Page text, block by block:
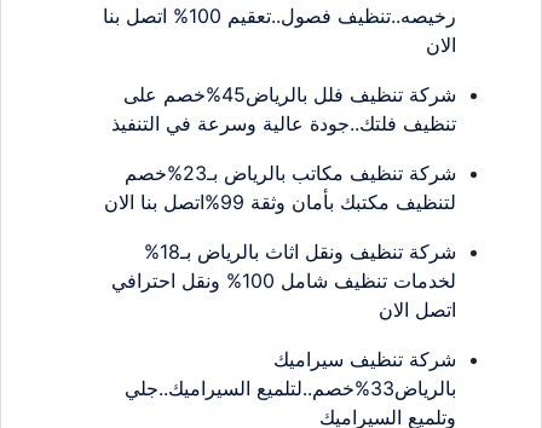
رخيصه..تنظيف فصول..تعقيم 100% اتصل بنا
الان
شركة تنظيف فلل بالرياض45%خصم على
تنظيف فلتك..جودة عالية وسرعة في التنفيذ
شركة تنظيف مكاتب بالرياض بـ23%خصم
لتنظيف مكتبك بأمان وثقة 99%اتصل بنا الان
شركة تنظيف ونقل اثاث بالرياض بـ18%
لخدمات تنظيف شامل 100% ونقل احترافي
اتصل الان
شركة تنظيف سيراميك
بالرياض33%خصم..لتلميع السيراميك..جلي
وتلميع السيراميك